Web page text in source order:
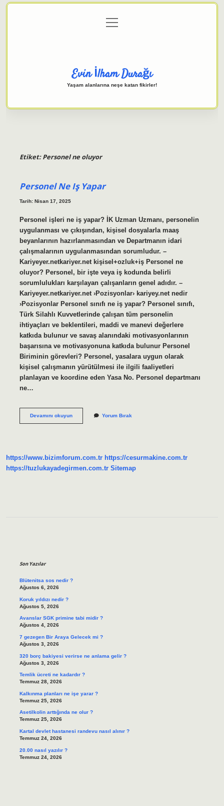
Gizlilik Politikası
menüyü
aç
Evin İlham Durağı
Yaşam alanlarına neşe katan fikirler!
Etiket:Personel ne oluyor
Personel Ne Iş Yapar
Tarih: Nisan 17, 2025
Personel işleri ne iş yapar? İK Uzman Uzmanı, personelin
uygulanması ve çıkışından, kişisel dosyalarla maaş
beyanlarının hazırlanmasından ve Departmanın idari
çalışmalarının uygulanmasından sorumludur. –
Kariyeyer.netkariyer.net kişisel+ozluk+iş Personel ne
oluyor? Personel, bir işte veya iş kodunda belirli
sorumlulukları karşılayan çalışanların genel adıdır. –
Kariyeyer.netkariyer.net ›Pozisyonlar› kariyey.net nedir
›Pozisyonlar Personel sınıfı ne iş yapar? Personel sınıfı,
Türk Silahlı Kuvvetlerinde çalışan tüm personelin
ihtiyaçları ve beklentileri, maddi ve manevi değerlere
katkıda bulunur ve savaş alanındaki motivasyonlarının
başarısına ve motivasyonuna katkıda bulunur Personel
Biriminin görevleri? Personel, yasalara uygun olarak
kişisel çalışmanın yürütülmesi ile ilgili faaliyetleri
planlayan ve koordine eden Yasa No. Personel departmanı
ne…
Devamını okuyunPersonel
Yorum Bırak
https://www.bizimforum.com.tr https://cesurmakine.com.tr
https://tuzlukayadegirmen.com.tr Sitemap
Son Yazılar
Blütenitsa sos nedir ?
Ağustos 6, 2026
Koruk yıldızı nedir ?
Ağustos 5, 2026
Avanslar SGK primine tabi midir ?
Ağustos 4, 2026
7 gezegen Bir Araya Gelecek mi ?
Ağustos 3, 2026
320 borç bakiyesi verirse ne anlama gelir ?
Ağustos 3, 2026
Temlik ücreti ne kadardır ?
Temmuz 28, 2026
Kalkınma planları ne işe yarar ?
Temmuz 25, 2026
Asetilkolin arttığında ne olur ?
Temmuz 25, 2026
Kartal devlet hastanesi randevu nasıl alınır ?
Temmuz 24, 2026
20.00 nasıl yazılır ?
Temmuz 24, 2026